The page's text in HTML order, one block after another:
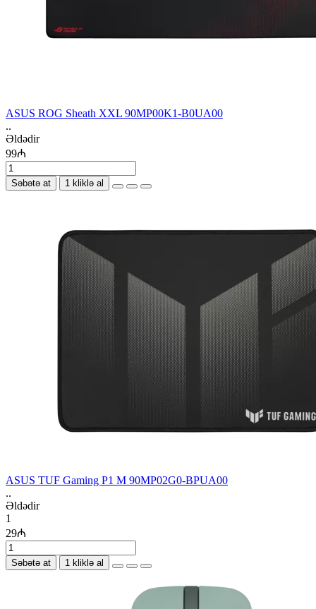
ASUS ROG Sheath XXL 90MP00K1-B0UA00
..
Əldədir
99₼
Səbətə at 1 kliklə al
ASUS TUF Gaming P1 M 90MP02G0-BPUA00
..
Əldədir
1
29₼
Səbətə at 1 kliklə al